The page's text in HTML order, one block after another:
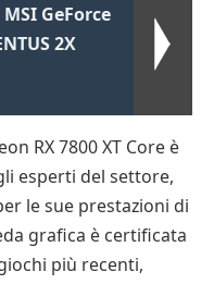
GeForce
2X
RX 7800 XT Core è
esperti del settore,
le sue prestazioni di
grafica è certificata
più recenti,